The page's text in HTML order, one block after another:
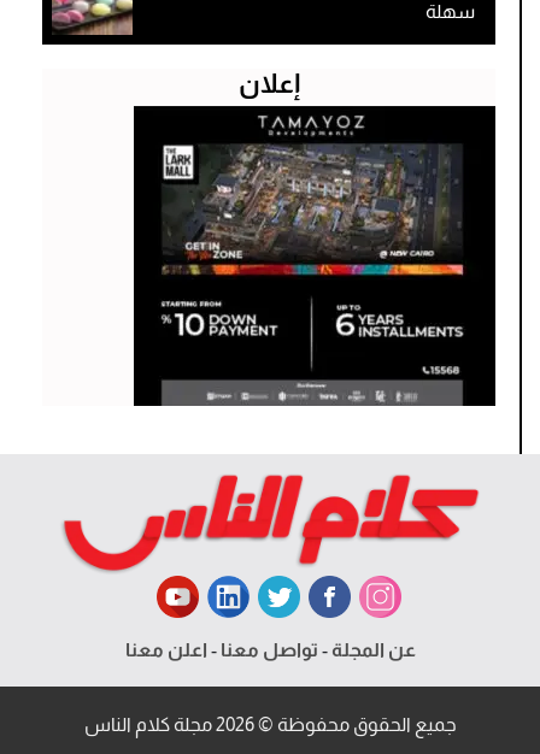
سهلة
إعلان
عن المجلة - تواصل معنا - اعلن معنا
جميع الحقوق محفوظة © 2026 مجلة كلام الناس